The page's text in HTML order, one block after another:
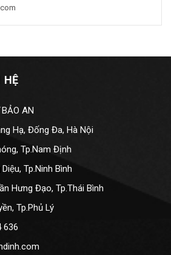
HỆ
AN
Hạ, Đống Đa, Hà Nội
Tp.Nam Định
Tp.Ninh Bình
Hưng Đạo, Tp.Thái Bình
Tp.Phủ Lý
636